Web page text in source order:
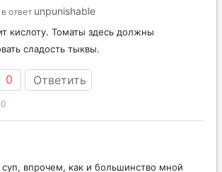
в ответ unpunishable
кислоту. Томаты здесь должны
сладость тыквы.
0 Ответить
впрочем, как и большинство мной